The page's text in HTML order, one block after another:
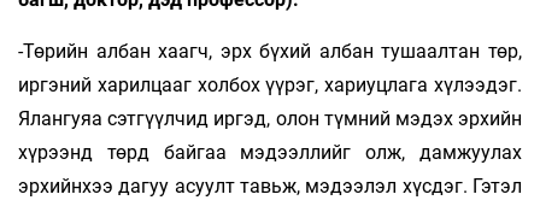
-Төрийн албан хаагч, эрх бүхий албан тушаалтан төр,
иргэний ха­рилцааг холбох үүрэг, хариуцлага хүлээдэг.
Ялангуяа сэтгүүлчид иргэд, олон түмний мэдэх эрхийн
хүрээнд төрд байгаа мэдээллийг олж, дамжуулах
эрхийнхээ дагуу асуулт тавьж, мэдээлэл хүсдэг. Гэтэл